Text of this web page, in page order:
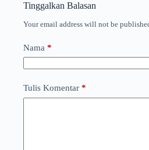
Tinggalkan Balasan
Your email address will not be
Nama *
Tulis Komentar *